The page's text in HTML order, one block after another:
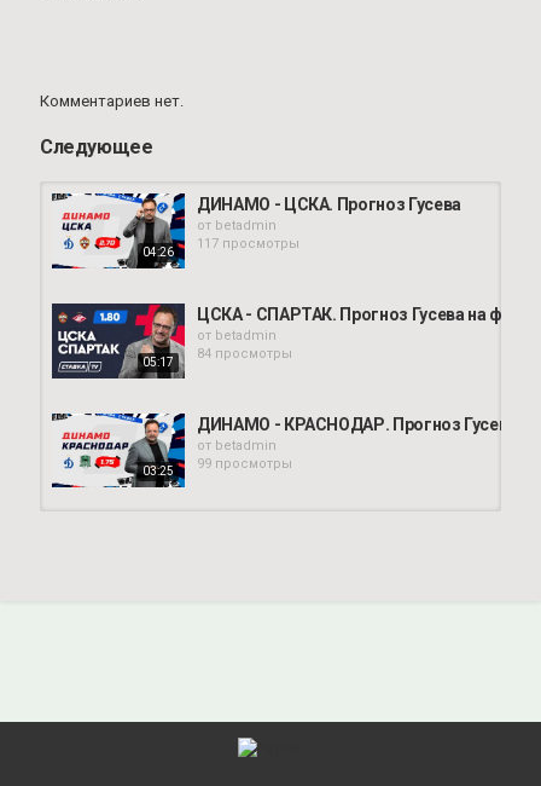
Комментариев нет.
Следующее
04:26
ДИНАМО - ЦСКА. Прогноз Гусева
от betadmin
117 просмотры
05:17
ЦСКА - СПАРТАК. Прогноз Гусева на
от betadmin
84 просмотры
03:25
ДИНАМО - КРАСНОДАР. Прогноз Гусева
от betadmin
99 просмотры
УРАЛ - ДИНАМО. Прогноз Гусева